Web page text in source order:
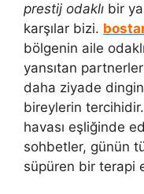
prestij odaklı bir
karşılar bizi.
bölgenin aile
yansıtan
daha ziyade
bireylerin
havası eşliğinde
sohbetler, günün
süpüren bir terapi